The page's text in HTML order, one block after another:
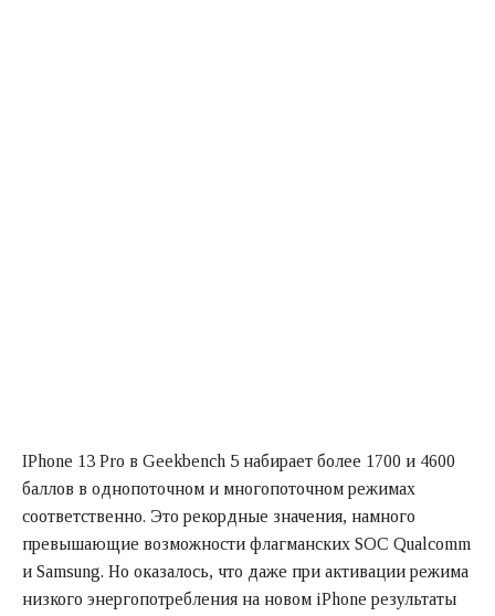
IPhone 13 Pro в Geekbench 5 набирает более 1700 и 4600
баллов в однопоточном и многопоточном режимах
соответственно. Это рекордные значения, намного
превышающие возможности флагманских SOC Qualcomm
и Samsung. Но оказалось, что даже при активации режима
низкого энергопотребления на новом iPhone результаты